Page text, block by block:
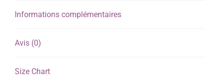
Informations complémentaires
Avis (0)
Size Chart